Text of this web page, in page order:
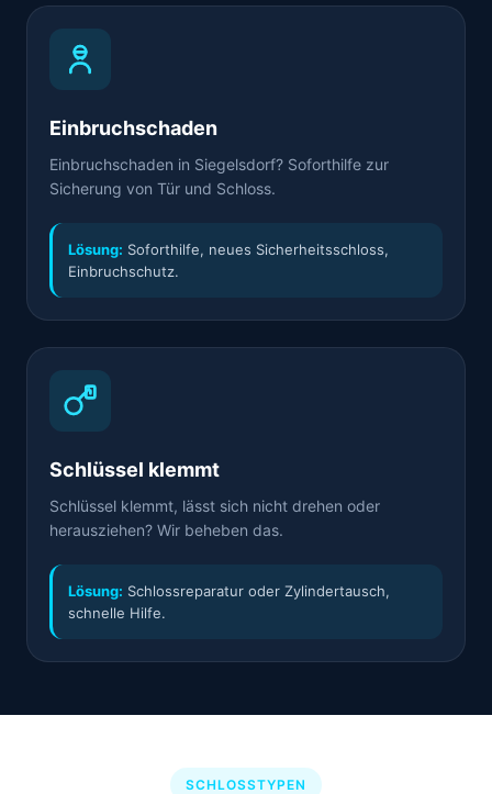
Einbruchschaden
Einbruchschaden in Siegelsdorf? Soforthilfe zur
Sicherung von Tür und Schloss.
Lösung: Soforthilfe, neues Sicherheitsschloss,
Einbruchschutz.
Schlüssel klemmt
Schlüssel klemmt, lässt sich nicht drehen oder
herausziehen? Wir beheben das.
Lösung: Schlossreparatur oder Zylindertausch,
schnelle Hilfe.
SCHLOSSTYPEN